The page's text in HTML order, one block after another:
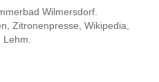
Wilmersdorf.
Zitronenpresse, Wikipedia,
Lehm.